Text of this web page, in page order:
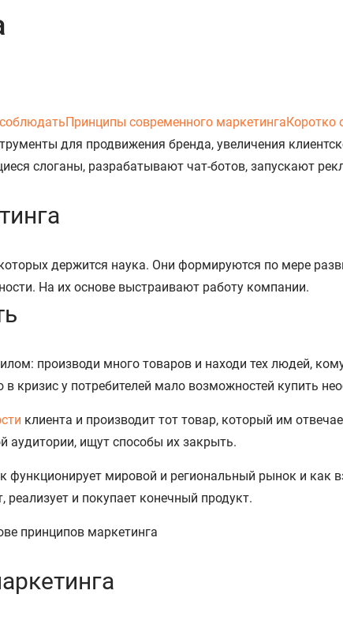
Принципы современного маркетингаКоротко
для продвижения бренда, увеличения
слоганы, разрабатывают чат-ботов, запускают
держится наука. Они формируются по мере
На их основе выстраивают работу компании.
производи много товаров и находи тех людей,
в кризис у потребителей мало возможностей купить
клиента и производит тот товар, который им
аудитории, ищут способы их закрыть.
функционирует мировой и региональный рынок и как
реализует и покупает конечный продукт.